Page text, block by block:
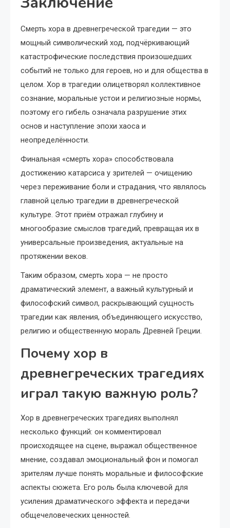
Смерть хора в древнегреческой трагедии — это
мощный символический ход, подчёркивающий
катастрофические последствия произошедших
событий не только для героев, но и для общества в
целом. Хор в трагедии олицетворял коллективное
сознание, моральные устои и религиозные нормы,
поэтому его гибель означала разрушение этих
основ и наступление эпохи хаоса и
неопределённости.
Финальная «смерть хора» способствовала
достижению катарсиса у зрителей — очищению
через переживание боли и страдания, что являлось
главной целью трагедии в древнегреческой
культуре. Этот приём отражал глубину и
многообразие смыслов трагедий, превращая их в
универсальные произведения, актуальные на
протяжении веков.
Таким образом, смерть хора — не просто
драматический элемент, а важный культурный и
философский символ, раскрывающий сущность
трагедии как явления, объединяющего искусство,
религию и общественную мораль Древней Греции.
Почему хор в
древнегреческих трагедиях
играл такую важную роль?
Хор в древнегреческих трагедиях выполнял
несколько функций: он комментировал
происходящее на сцене, выражал общественное
мнение, создавал эмоциональный фон и помогал
зрителям лучше понять моральные и философские
аспекты сюжета. Его роль была ключевой для
усиления драматического эффекта и передачи
общечеловеческих ценностей.